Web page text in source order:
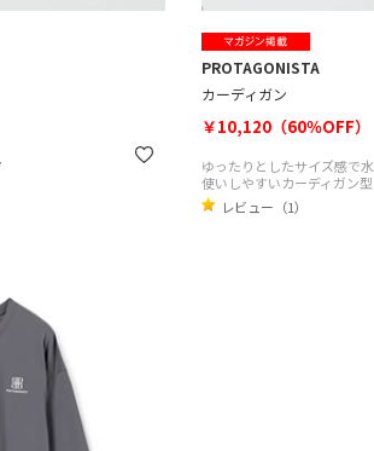
PROTAGONISTA
カーディガン
￥10,120（60％OFF）
ゆったりとしたサイズ感で
使いしやすいカーディガン型
レビュー（1）